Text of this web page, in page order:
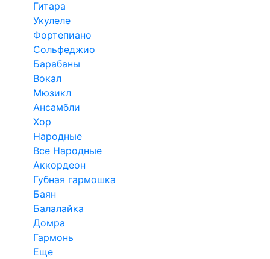
Гитара
Укулеле
Фортепиано
Сольфеджио
Барабаны
Вокал
Мюзикл
Ансамбли
Хор
Народные
Все Народные
Аккордеон
Губная гармошка
Баян
Балалайка
Домра
Гармонь
Еще